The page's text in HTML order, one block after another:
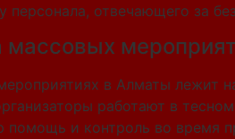
отвечающего за
массовых
в Алматы лежит
работают в
и контроль во время